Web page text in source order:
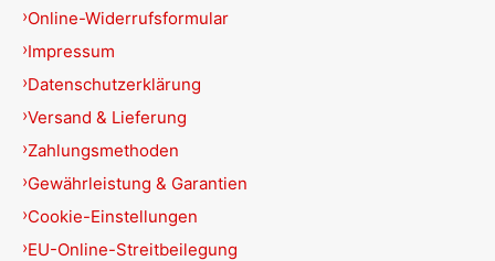
Online-Widerrufsformular
Impressum
Datenschutzerklärung
Versand & Lieferung
Zahlungsmethoden
Gewährleistung & Garantien
Cookie-Einstellungen
EU-Online-Streitbeilegung